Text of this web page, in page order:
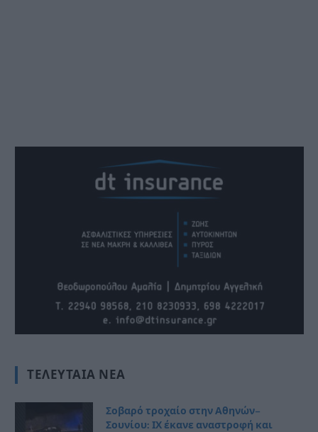
ΤΕΛΕΥΤΑΊΑ ΝΈΑ
Σοβαρό τροχαίο στην Αθηνών–
Σουνίου: ΙΧ έκανε αναστροφή και